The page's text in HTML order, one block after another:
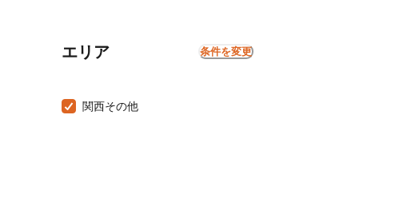
エリア 条件を変更
関西その他